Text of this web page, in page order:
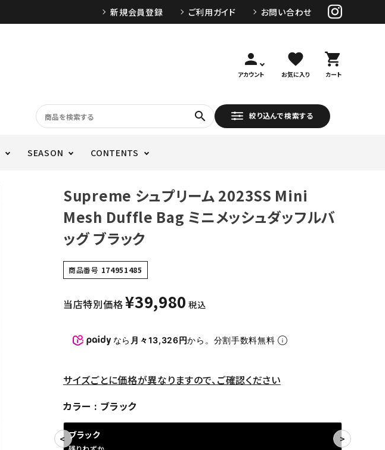
新規会員登録 ご利用ガイド お問い合わせ
person
アカウント
favorite
お気に入り
shopping_cart
カート
search 絞り込んで検索する
SEASON CONTENTS
Supreme シュプリーム 2023SS Mini
Mesh Duffle Bag ミニメッシュダッフルバ
ッグ ブラック
商品番号 174951485
当店特別価格¥39,980 税込
なら 月々13,326円から。分割手数料無料
サイズごとに価格が異なりますので、ご確認ください
カラー
ブラック
ブラック